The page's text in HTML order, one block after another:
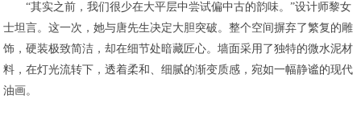
“其实之前，我们很少在大平层中尝试偏中古的韵味。”设计师黎女
士坦言。这一次，她与唐先生决定大胆突破。整个空间摒弃了繁复的雕
饰，硬装极致简洁，却在细节处暗藏匠心。墙面采用了独特的微水泥材
料，在灯光流转下，透着柔和、细腻的渐变质感，宛如一幅静谧的现代
油画。